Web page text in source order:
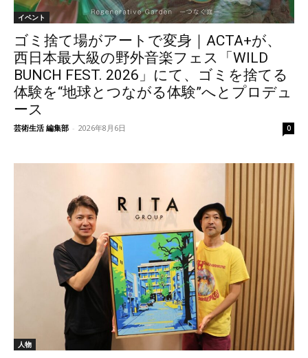
イベント
ゴミ捨て場がアートで変身｜ACTA+が、
西日本最大級の野外音楽フェス「WILD
BUNCH FEST. 2026」にて、ゴミを捨てる
体験を“地球とつながる体験”へとプロデュ
ース
芸術生活 編集部 - 2026年8月6日 0
人物